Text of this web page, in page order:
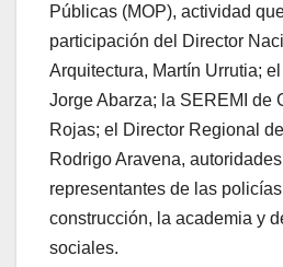
Públicas (MOP), actividad
participación del Director
Arquitectura, Martín Urrutia;
Jorge Abarza; la SEREMI de
Rojas; el Director Regional
Rodrigo Aravena,
representantes de las
construcción, la academia y
sociales.